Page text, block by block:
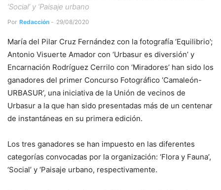
‘Social’ y ‘Paisaje urbano
Por Redacción - 29/08/2020
María del Pilar Cruz Fernández con la fotografía ‘Equilibrio’;
Antonio Visuerte Amador con ‘Urbasur es diversión’ y
Encarnación Rodríguez Cerrilo con ‘Miradores’ han sido los
ganadores del primer Concurso Fotográfico ‘Camaleón-
URBASUR’, una iniciativa de la Unión de vecinos de
Urbasur a la que han sido presentadas más de un centenar
de instantáneas en su primera edición.
Los tres ganadores se han impuesto en las diferentes
categorías convocadas por la organización: ‘Flora y Fauna’,
‘Social’ y ‘Paisaje urbano, respectivamente.